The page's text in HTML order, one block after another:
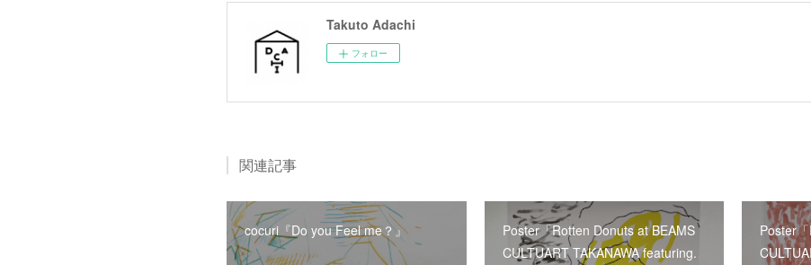
Takuto Adachi
フォロー
関連記事
cocuri『Do you Feel me？』
Poster「Rotten Donuts at BEAMS
CULTUART TAKANAWA featuring.
Poster